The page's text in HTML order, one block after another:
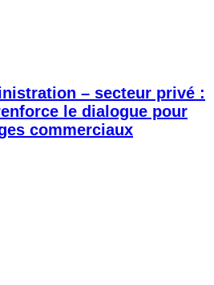
– secteur privé :
le dialogue pour
commerciaux